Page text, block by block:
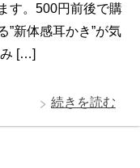
す。500円前後で購
”新体感耳かき”が気
み […]
続きを読む